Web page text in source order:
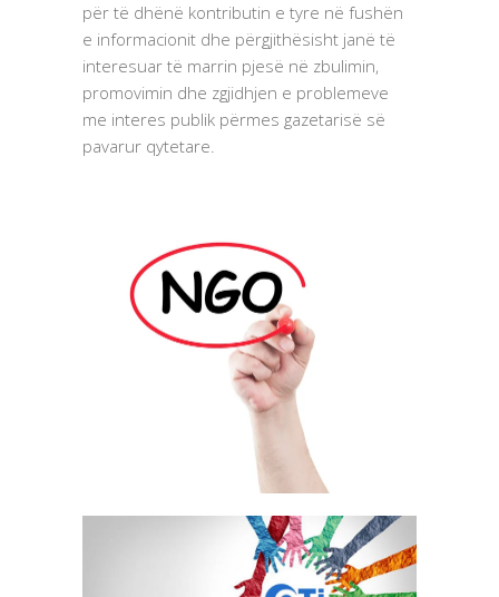
për të dhënë kontributin e tyre në fushën
e informacionit dhe përgjithësisht janë të
interesuar të marrin pjesë në zbulimin,
promovimin dhe zgjidhjen e problemeve
me interes publik përmes gazetarisë së
pavarur qytetare.